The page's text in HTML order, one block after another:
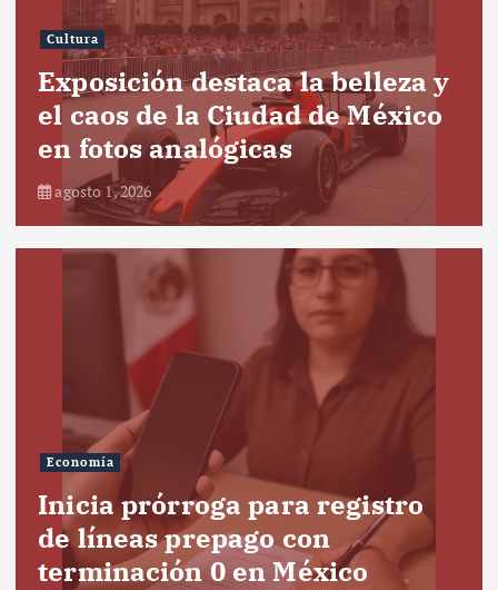
Cultura
Exposición destaca la belleza y
el caos de la Ciudad de México
en fotos analógicas
agosto 1, 2026
Economía
Inicia prórroga para registro
de líneas prepago con
terminación 0 en México